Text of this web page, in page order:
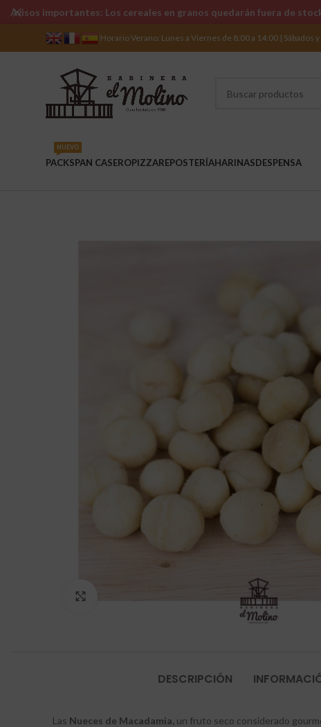
Horario Verano: Lunes a Viernes de 8:00 a 14:00 | Sábados
PACKS
NUEVO
PAN CASEROPIZZAREPOSTERÍAHARINASDESPENSA
DESCRIPCIÓN
Las Nueces de Macadamia, un fruto seco considerado
Avisos importantes: Los cereales en granos quedarán fuera de